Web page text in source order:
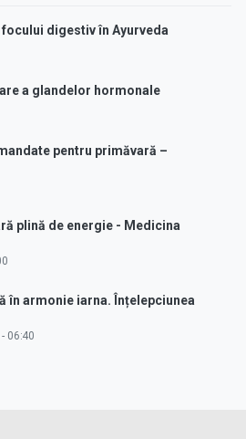
digestiv în Ayurveda
a glandelor hormonale
pentru primăvară –
plină de energie - Medicina
în armonie iarna. Înțelepciunea
06:40